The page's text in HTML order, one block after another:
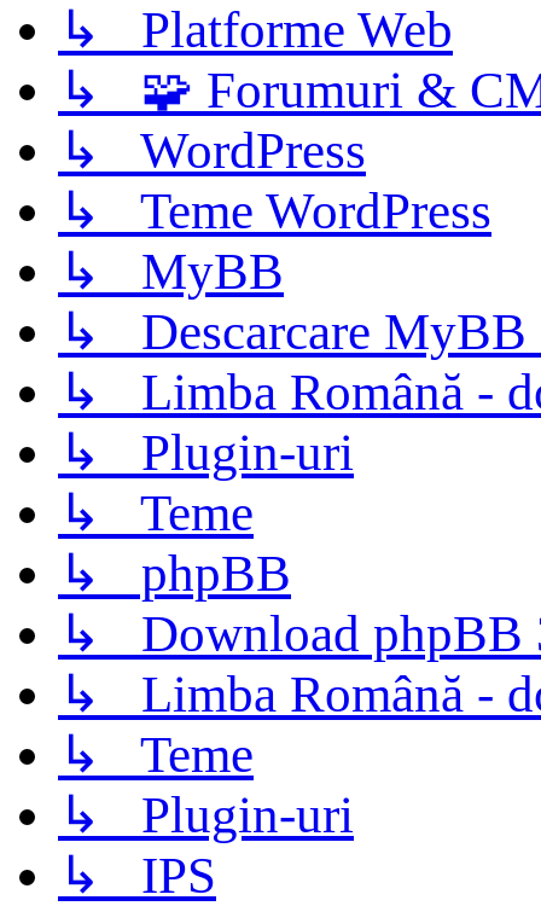
↳ Platforme Web
↳ 🧩 Forumuri &
↳ WordPress
↳ Teme WordPress
↳ MyBB
↳ Descarcare MyBB
↳ Limba Română -
↳ Plugin-uri
↳ Teme
↳ phpBB
↳ Download phpBB
↳ Limba Română -
↳ Teme
↳ Plugin-uri
↳ IPS